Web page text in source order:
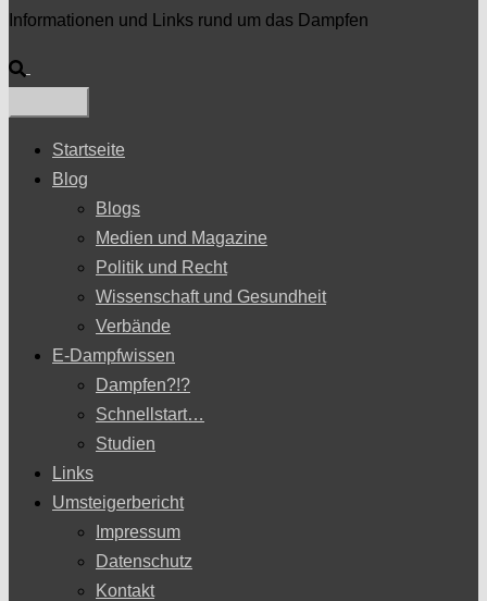
Informationen und Links rund um das Dampfen
Suche
Startseite
Blog
Blogs
Medien und Magazine
Politik und Recht
Wissenschaft und Gesundheit
Verbände
E-Dampfwissen
Dampfen?!?
Schnellstart…
Studien
Links
Umsteigerbericht
Impressum
Datenschutz
Kontakt